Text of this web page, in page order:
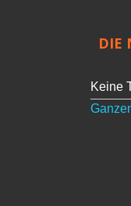
DIE
Keine